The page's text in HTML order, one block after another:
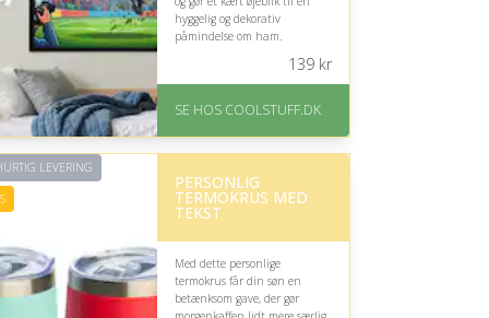
hyggelig og dekorativ
påmindelse om ham.
leveringstid er 1-3 hverdage.
139kr
SE HOS COOLSTUFF.DK
LEVERING
PERSONLIG
TERMOKRUS MED
TEKST
Med dette personlige
termokrus får din søn en
betænksom gave, der gør